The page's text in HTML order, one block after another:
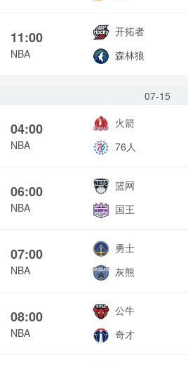
11:00
NBA
开拓者
森林狼
07-15
04:00
NBA
火箭
76人
06:00
NBA
篮网
国王
07:00
NBA
勇士
灰熊
08:00
NBA
公牛
奇才